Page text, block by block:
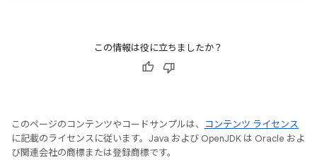
この情報は役に立ちましたか？
このページのコンテンツやコードサンプルは、
コンテンツ ライセンス
に記載のライセンスに従います。Java および OpenJDK は Oracle およ
び関連会社の商標または登録商標です。